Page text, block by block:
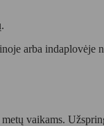
arba indaplovėje
vaikams.